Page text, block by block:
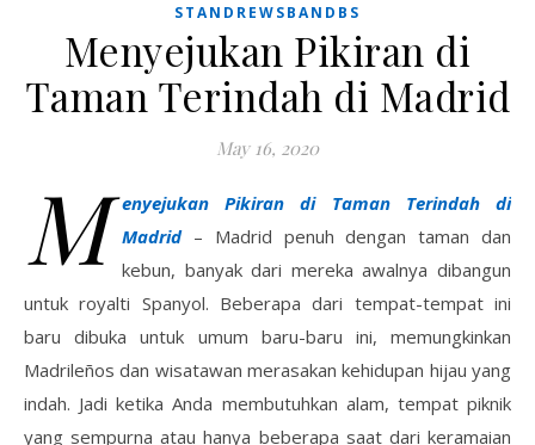
STANDREWSBANDBS
Menyejukan Pikiran di
Taman Terindah di Madrid
May 16, 2020
M enyejukan Pikiran di Taman Terindah di
Madrid– Madrid penuh dengan taman dan
kebun, banyak dari mereka awalnya dibangun
untuk royalti Spanyol. Beberapa dari tempat-tempat ini
baru dibuka untuk umum baru-baru ini, memungkinkan
Madrileños dan wisatawan merasakan kehidupan hijau yang
indah. Jadi ketika Anda membutuhkan alam, tempat piknik
yang sempurna atau hanya beberapa saat dari keramaian